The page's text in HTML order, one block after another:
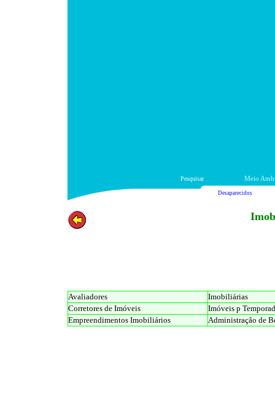
Pesquisar Meio
Desaparecidos
Avaliadores
Imobiliárias
Corretores de Imóveis
Imóveis p
Empreendimentos Imobiliários
Administração de